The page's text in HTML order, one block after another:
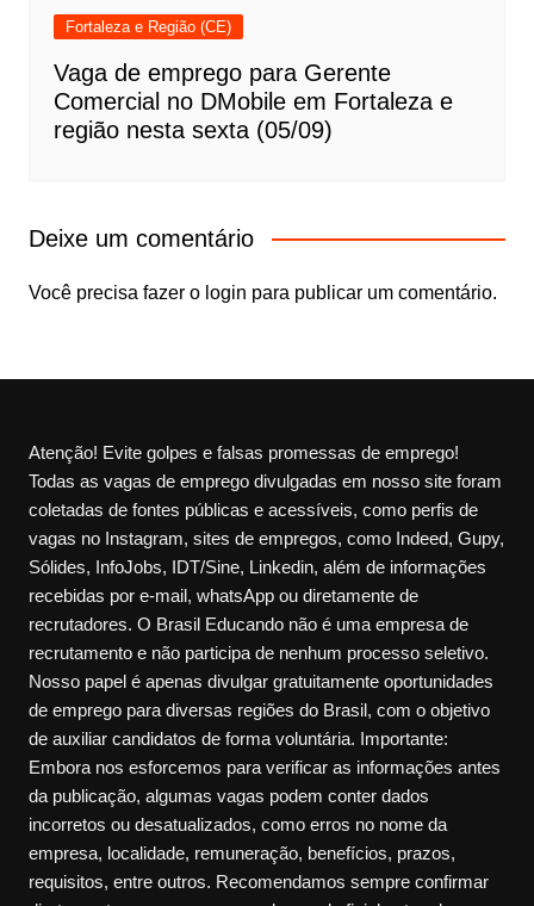
Fortaleza e Região (CE)
Vaga de emprego para Gerente
Comercial no DMobile em Fortaleza e
região nesta sexta (05/09)
Deixe um comentário
Você precisa fazer o login para publicar um comentário.
Atenção! Evite golpes e falsas promessas de emprego!
Todas as vagas de emprego divulgadas em nosso site foram
coletadas de fontes públicas e acessíveis, como perfis de
vagas no Instagram, sites de empregos, como Indeed, Gupy,
Sólides, InfoJobs, IDT/Sine, Linkedin, além de informações
recebidas por e-mail, whatsApp ou diretamente de
recrutadores. O Brasil Educando não é uma empresa de
recrutamento e não participa de nenhum processo seletivo.
Nosso papel é apenas divulgar gratuitamente oportunidades
de emprego para diversas regiões do Brasil, com o objetivo
de auxiliar candidatos de forma voluntária. Importante:
Embora nos esforcemos para verificar as informações antes
da publicação, algumas vagas podem conter dados
incorretos ou desatualizados, como erros no nome da
empresa, localidade, remuneração, benefícios, prazos,
requisitos, entre outros. Recomendamos sempre confirmar